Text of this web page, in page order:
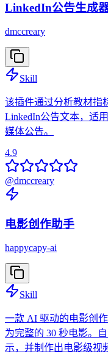
LinkedIn公告生成
dmccreary
Skill
该插件通过分析教材指
LinkedIn公告文本，适
媒体公告。
4.9
@dmccreary
电影创作助手
happycapy-ai
Skill
一款 AI 驱动的电影创
为完整的 30 秒电影。
示，并制作出电影级视